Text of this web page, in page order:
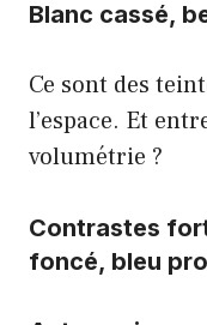
Blanc cassé,
Ce sont des
l’espace. Et
volumétrie ?
Contrastes
foncé, bleu